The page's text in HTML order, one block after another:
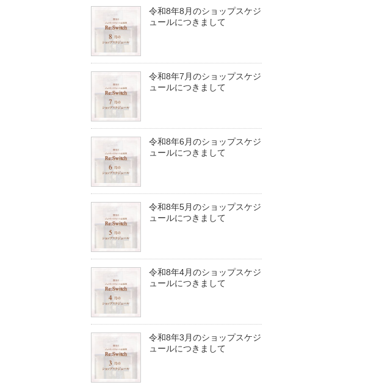
令和8年8月のショップスケジ
ュールにつきまして
令和8年7月のショップスケジ
ュールにつきまして
令和8年6月のショップスケジ
ュールにつきまして
令和8年5月のショップスケジ
ュールにつきまして
令和8年4月のショップスケジ
ュールにつきまして
令和8年3月のショップスケジ
ュールにつきまして